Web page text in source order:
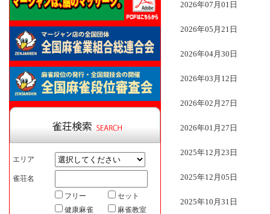
エリア
雀荘名
フリー
セット
健康麻雀
麻雀教室
2026年07月01日
2026年05月21日
2026年04月30日
2026年03月12日
2026年02月27日
2026年01月27日
2025年12月23日
2025年12月05日
2025年10月31日